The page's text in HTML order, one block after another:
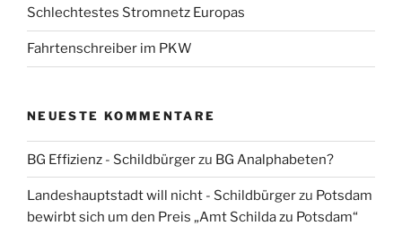
Schlechtestes Stromnetz Europas
Fahrtenschreiber im PKW
NEUESTE KOMMENTARE
BG Effizienz - Schildbürgerzu BG Analphabeten?
Landeshauptstadt will nicht - Schildbürgerzu Potsdam
bewirbt sich um den Preis „Amt Schilda zu Potsdam“